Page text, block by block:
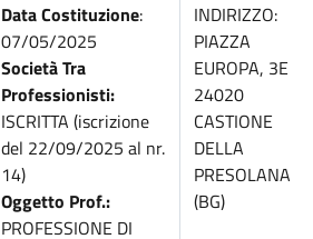
Data Costituzione:
07/05/2025
Società Tra
Professionisti:
ISCRITTA (iscrizione
del 22/09/2025 al nr.
14)
Oggetto Prof.:
PROFESSIONE DI
INDIRIZZO:
PIAZZA
EUROPA, 3E
24020
CASTIONE
DELLA
PRESOLANA
(BG)